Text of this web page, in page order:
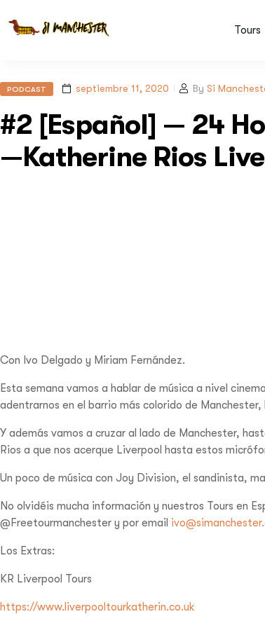
Tours
PODCAST septiembre 11, 2020 By Si
#2 [Español] — 24
—Katherine Rios
Con Ivo Delgado y Miriam Fernández.
Esta semana vamos a hablar de música a nivel
adentrarnos en el barrio más colorido de
Y además vamos a cruzar al lado de Manchester,
Rios a que nos acerque Liverpool hasta estos
Un poco de música con Joy Division, el sandinista,
No olvidéis mucha información y nuestros Tours en
@Freetourmanchester y por email
Los Extras:
KR Liverpool Tours
https://www.liverpooltourkatherin.co.uk